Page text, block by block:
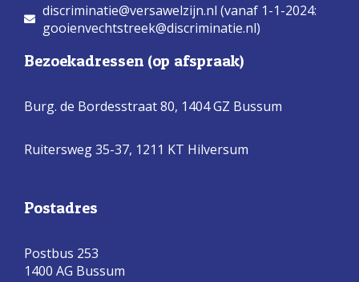
discriminatie@versawelzijn.nl (vanaf 1-1-2024:
gooienvechtstreek@discriminatie.nl)
Bezoekadressen (op afspraak)
Burg. de Bordesstraat 80, 1404 GZ Bussum
Ruitersweg 35-37, 1211 KT Hilversum
Postadres
Postbus 253
1400 AG Bussum